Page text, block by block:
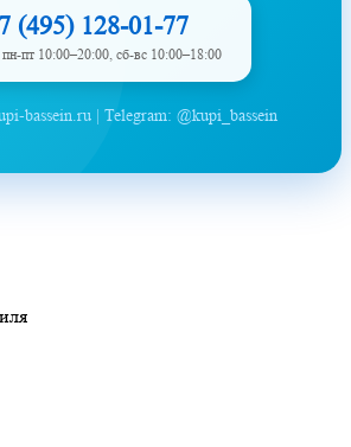
(495) 128-01-77
пт 10:00–20:00, сб-вс 10:00–18:00
bassein.ru | Telegram: @kupi_bassein